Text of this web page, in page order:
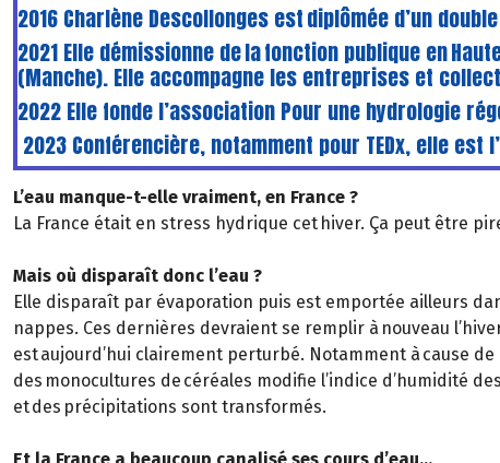
2016 Charlène Descollonges est diplômée d’un
2021 Elle démissionne de la fonction publique en
(Manche). Elle accompagne les entreprises et
2022 Elle fonde l’association Pour une hydrologie
2023 Conférencière, notamment pour TEDx, elle est
L’eau manque-t-elle vraiment, en France ?
La France était en stress hydrique cet hiver. Ça peut être
Mais où disparaît donc l’eau ?
Elle disparaît par évaporation puis est emportée ailleurs
nappes. Ces dernières devraient se remplir à nouveau
est aujourd’hui clairement perturbé. Notamment à cause
des monocultures de céréales modifie l’indice d’humidité
et des précipitations sont transformés.